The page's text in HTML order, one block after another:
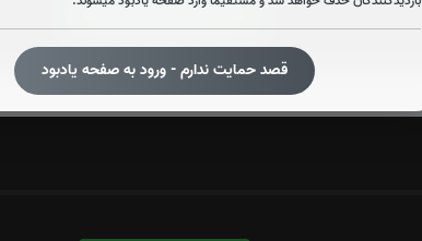
قصد حمایت ندارم - ورود به صفحه یادبود
قرائت سوره یاسین را تقبل میکنم